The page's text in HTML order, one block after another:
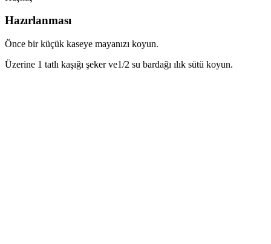
Hazırlanması
Önce bir küçük kaseye mayanızı koyun.
Üzerine 1 tatlı kaşığı şeker ve1/2 su bardağı ılık sütü koyun.